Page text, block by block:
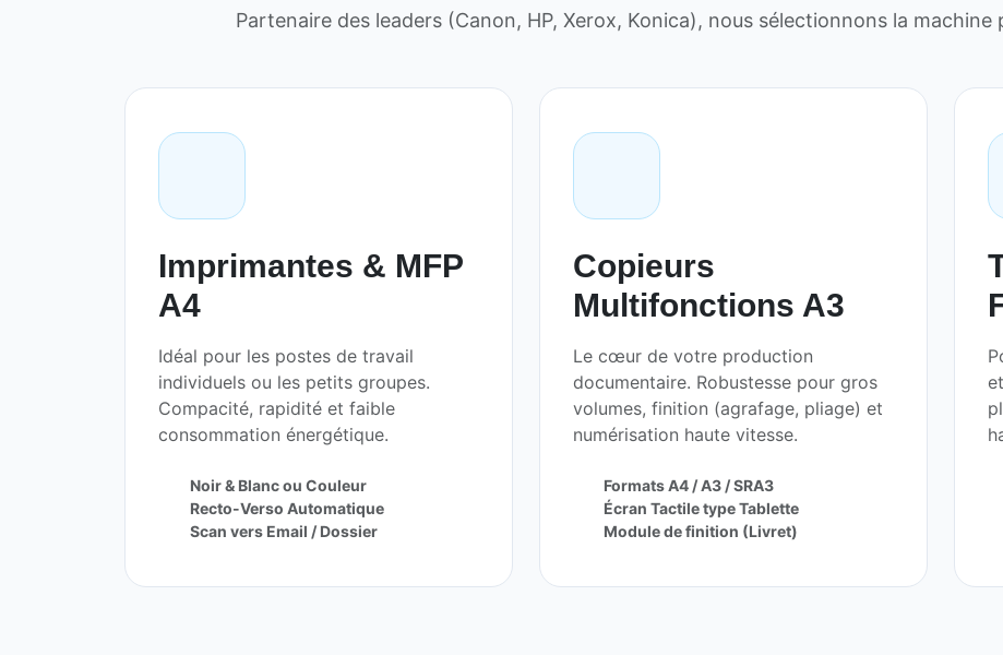
Partenaire des leaders (Canon, HP, Xerox, Konica), nous sélectionnons la
Imprimantes & MFP
A4
Idéal pour les postes de travail
individuels ou les petits groupes.
Compacité, rapidité et faible
consommation énergétique.
Noir & Blanc ou Couleur
Recto-Verso Automatique
Scan vers Email / Dossier
Copieurs
Multifonctions A3
Le cœur de votre production
documentaire. Robustesse pour gros
volumes, finition (agrafage, pliage) et
numérisation haute vitesse.
Formats A4 / A3 / SRA3
Écran Tactile type Tablette
Module de finition (Livret)